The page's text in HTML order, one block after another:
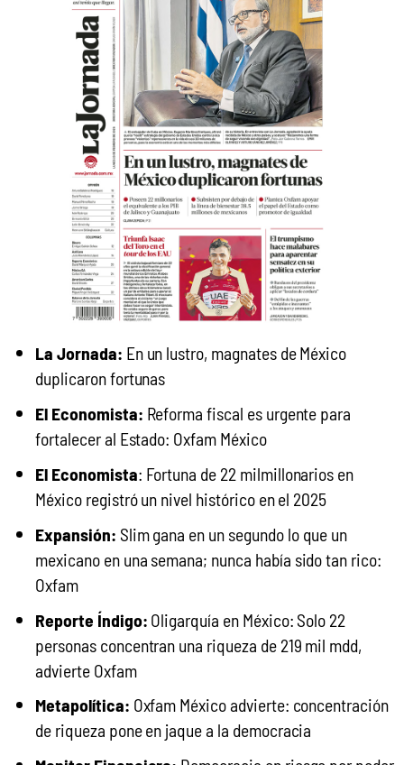
La Jornada: En un lustro, magnates de México
duplicaron fortunas
El Economista: Reforma fiscal es urgente para
fortalecer al Estado: Oxfam México
El Economista: Fortuna de 22 milmillonarios en
México registró un nivel histórico en el 2025
Expansión: Slim gana en un segundo lo que un
mexicano en una semana; nunca había sido tan rico:
Oxfam
Reporte Índigo: Oligarquía en México: Solo 22
personas concentran una riqueza de 219 mil mdd,
advierte Oxfam
Metapolítica: Oxfam México advierte: concentración
de riqueza pone en jaque a la democracia